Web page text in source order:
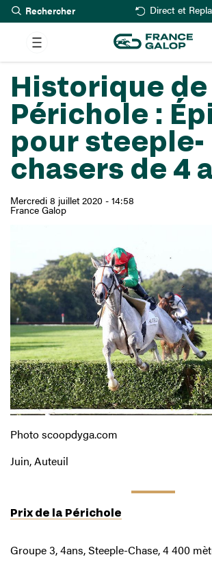
Aller
au
contenu
principal
Rechercher Direct et
Historique de
Périchole :
pour steeple-
chasers de 4
Mercredi 8 juillet 2020 - 14:58
France Galop
Photo scoopdyga.com
Juin, Auteuil
Prix de la Périchole
Groupe 3, 4ans, Steeple-Chase, 4 400